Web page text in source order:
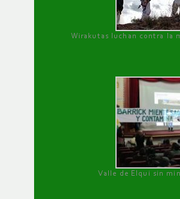
Wirakutas luchan contra la
Valle de Elqui sin